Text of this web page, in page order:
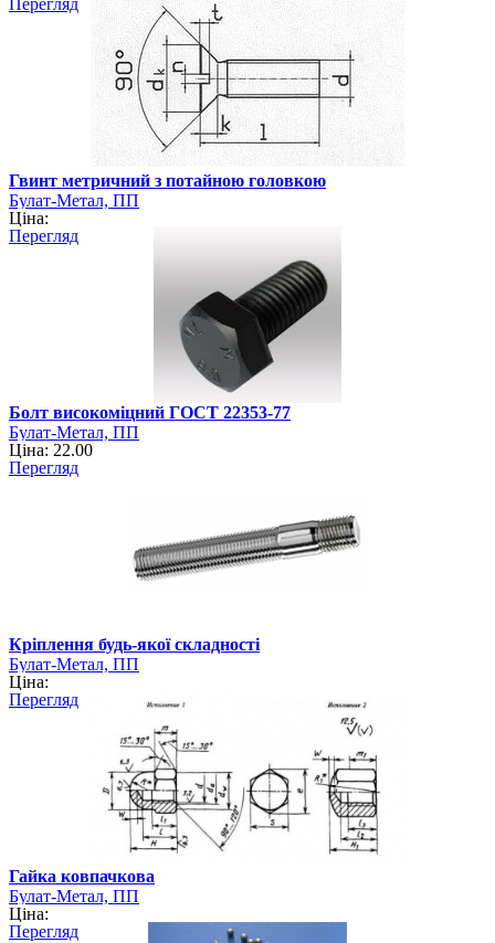
Перегляд
Гвинт метричний з потайною головкою
Булат-Метал, ПП
Ціна:
Перегляд
Болт високоміцний ГОСТ 22353-77
Булат-Метал, ПП
Ціна: 22.00
Перегляд
Кріплення будь-якої складності
Булат-Метал, ПП
Ціна:
Перегляд
Гайка ковпачкова
Булат-Метал, ПП
Ціна:
Перегляд